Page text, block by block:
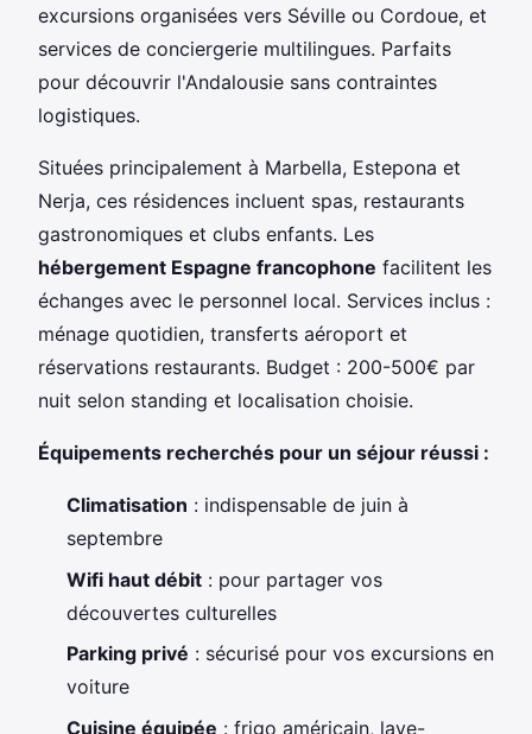
excursions organisées vers Séville ou Cordoue, et
services de conciergerie multilingues. Parfaits
pour découvrir l'Andalousie sans contraintes
logistiques.
Situées principalement à Marbella, Estepona et
Nerja, ces résidences incluent spas, restaurants
gastronomiques et clubs enfants. Les
hébergement Espagne francophone facilitent les
échanges avec le personnel local. Services inclus :
ménage quotidien, transferts aéroport et
réservations restaurants. Budget : 200-500€ par
nuit selon standing et localisation choisie.
Équipements recherchés pour un séjour réussi :
Climatisation : indispensable de juin à
septembre
Wifi haut débit : pour partager vos
découvertes culturelles
Parking privé : sécurisé pour vos excursions en
voiture
Cuisine équipée : frigo américain, lave-